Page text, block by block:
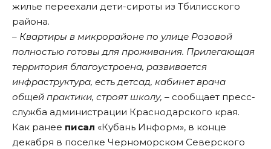
жилье переехали дети-сироты из Тбилисского
района.
– Квартиры в микрорайоне по улице Розовой
полностью готовы для проживания. Прилегающая
территория благоустроена, развивается
инфраструктура, есть детсад, кабинет врача
общей практики, строят школу, – сообщает пресс-
служба администрации Краснодарского края.
Как ранее писал «Кубань Информ», в конце
декабря в поселке Черноморском Северского